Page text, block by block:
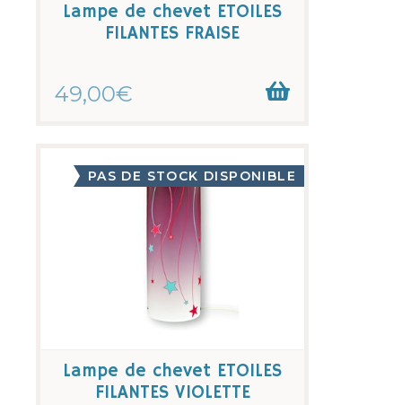
Lampe de chevet ETOILES
FILANTES FRAISE
49,00€
Lampe de chevet ETOILES
FILANTES VIOLETTE
PAS DE STOCK DISPONIBLE